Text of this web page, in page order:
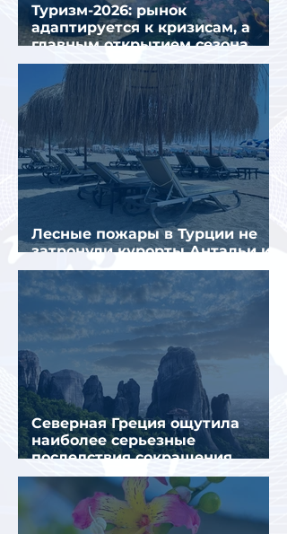
Туризм-2026: рынок
адаптируется к кризисам, а
главным открытием сезона
стал Вьетнам
Лесные пожары в Турции не
затронули курорты Антальи и
Муглы
Северная Греция ощутила
наиболее серьезные
последствия сокращения
турпотока из России